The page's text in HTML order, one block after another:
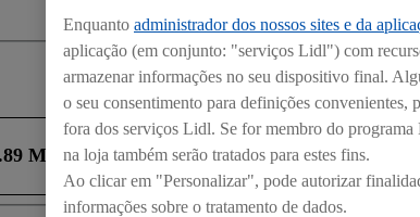
MB)
Enquanto administrador dos nossos sites e da
aplicação (em conjunto: "serviços Lidl") com
armazenar informações no seu dispositivo final.
o seu consentimento para definições convenientes,
fora dos serviços Lidl. Se for membro do
na loja também serão tratados para estes fins.
Ao clicar em "Personalizar", pode autorizar
informações sobre o tratamento de dados.